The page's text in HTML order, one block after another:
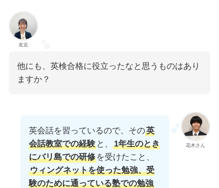
友近
他にも、英検合格に役立ったなと思うものはあり
ますか？
花木さん
英会話を習っているので、その英
会話教室での経験と、
1年生のとき
にバリ島での研修を受けたこと、
ウィングネットを使った勉強、受
験のために通っている塾での勉強